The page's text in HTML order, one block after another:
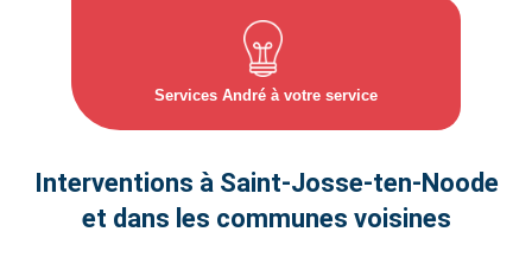
Services André à votre service
Interventions à Saint‑Josse‑ten‑Noode
et dans les communes voisines